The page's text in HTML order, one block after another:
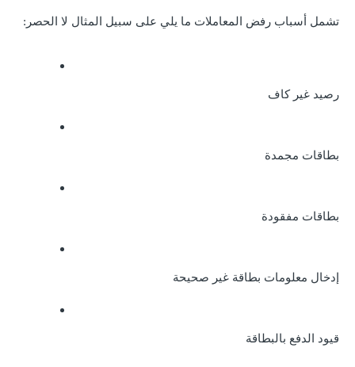
تشمل أسباب رفض المعاملات ما يلي على سبيل المثال لا الحصر:
رصيد غير كاف
بطاقات مجمدة
بطاقات مفقودة
إدخال معلومات بطاقة غير صحيحة
قيود الدفع بالبطاقة